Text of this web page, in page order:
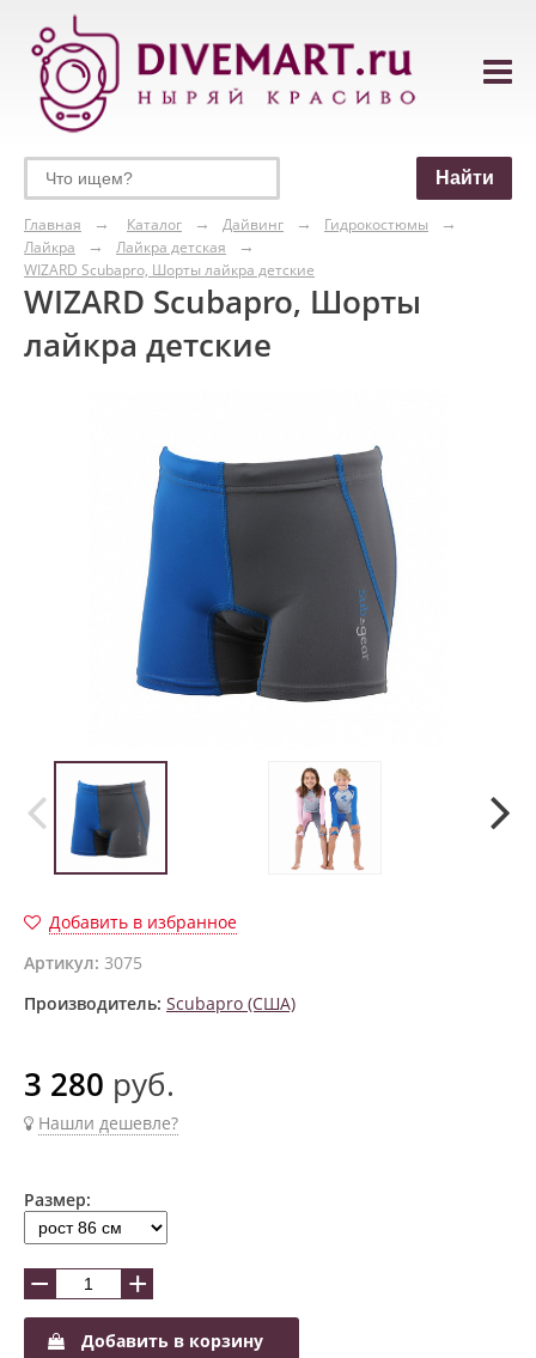
Главная Каталог Дайвинг
Гидрокостюмы
Лайкра
Лайкра детская
WIZARD Scubapro, Шорты лайкра детские
WIZARD Scubapro, Шорты
лайкра детские
Добавить в избранное
Артикул: 3075
Производитель: Scubapro (США)
3 280 руб.
Нашли дешевле?
Размер:
− +
Добавить в корзину